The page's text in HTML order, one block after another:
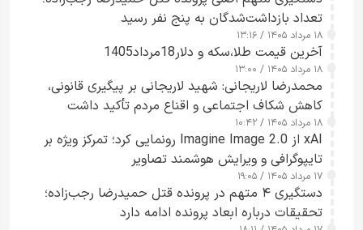
تعداد بازداشت‌شدگان به پنج نفر رسید
۱۸ مرداد ۱۴۰۵ / ۱۳:۱۶
آخرین قیمت طلا،سکه و دلار18مرداد1405
۱۸ مرداد ۱۴۰۵ / ۱۳:۰۰
محمدرضا لاریجانی: شهید لاریجانی بر پیگیری قانونی،
کاهش شکاف اجتماعی و اقناع مردم تأکید داشت
۱۸ مرداد ۱۴۰۵ / ۱۰:۴۲
xAI از Imagine Image 2.0 رونمایی کرد؛ تمرکز ویژه بر
تایپوگرافی و ویرایش هوشمند تصاویر
۱۷ مرداد ۱۴۰۵ / ۱۹:۰۵
دستگیری ۴ متهم در پرونده قتل حمیدرضا رجب‌زاده؛
تحقیقات درباره ابعاد پرونده ادامه دارد